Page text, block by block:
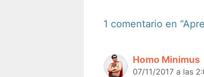
1 comentario en
Homo Minimus
07/11/2017 a las